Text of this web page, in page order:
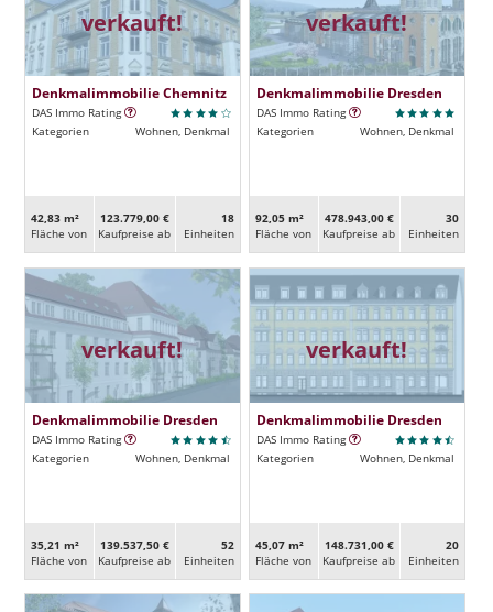
verkauft!
Denkmalimmobilie Chemnitz
DAS Immo Rating
Kategorien
Wohnen, Denkmal
42,83 m²
Fläche von
123.779,00 €
Kaufpreise ab
18
Ein­heiten
verkauft!
Denkmalimmobilie Dresden
DAS Immo Rating
Kategorien
Wohnen, Denkmal
92,05 m²
Fläche von
478.943,00 €
Kaufpreise ab
30
Ein­heiten
verkauft!
Denkmalimmobilie Dresden
DAS Immo Rating
Kategorien
Wohnen, Denkmal
35,21 m²
Fläche von
139.537,50 €
Kaufpreise ab
52
Ein­heiten
verkauft!
Denkmalimmobilie Dresden
DAS Immo Rating
Kategorien
Wohnen, Denkmal
45,07 m²
Fläche von
148.731,00 €
Kaufpreise ab
20
Ein­heiten